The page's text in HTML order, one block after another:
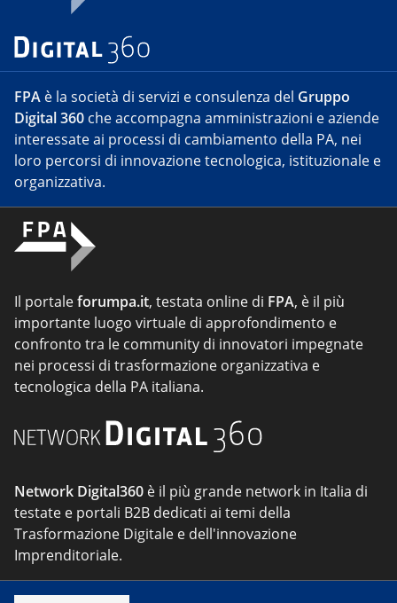
FPA è la società di servizi e consulenza del Gruppo
Digital 360 che accompagna amministrazioni e aziende
interessate ai processi di cambiamento della PA, nei
loro percorsi di innovazione tecnologica, istituzionale e
organizzativa.
Il portaleforumpa.it, testata online di FPA, è il più
importante luogo virtuale di approfondimento e
confronto tra le community di innovatori impegnate
nei processi di trasformazione organizzativa e
tecnologica della PA italiana.
Network Digital360 è il più grande network in Italia di
testate e portali B2B dedicati ai temi della
Trasformazione Digitale e dell'innovazione
Imprenditoriale.